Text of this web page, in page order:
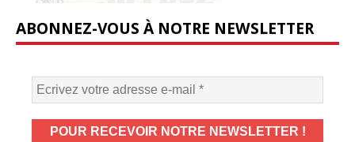
ABONNEZ-VOUS À NOTRE NEWSLETTER